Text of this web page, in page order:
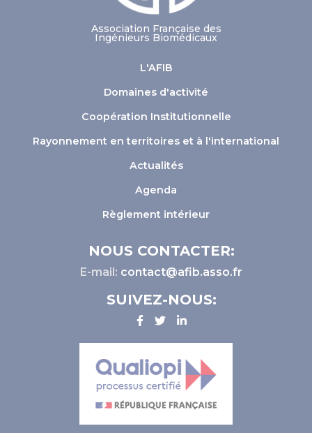
Association Française des
Ingénieurs Biomédicaux
L'AFIB
Domaines d'activité
Coopération Institutionnelle
Rayonnement en territoires et à l'international
Actualités
Agenda
Règlement intérieur
NOUS CONTACTER:
E-mail: contact@afib.asso.fr
SUIVEZ-NOUS: